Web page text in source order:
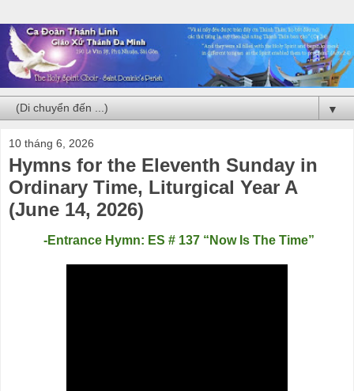
▼
10 tháng 6, 2026
Hymns for the Eleventh Sunday in
Ordinary Time, Liturgical Year A
(June 14, 2026)
-Entrance Hymn: ES # 137 “Now Is The Time”